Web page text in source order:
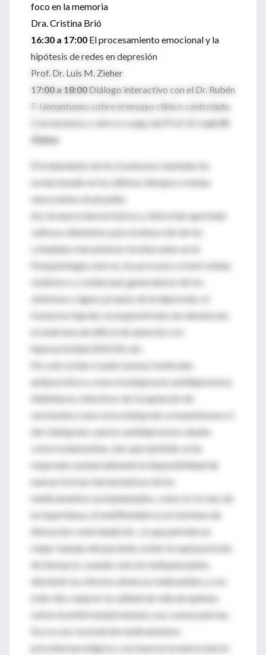
foco en la memoria
Dra. Cristina Brió
16:30 a 17:00 El procesamiento emocional y la
hipótesis de redes en depresión
Prof. Dr. Luis M. Zieher
17:00 a 18:00 Diálogo interactivo con el Dr. Rubén
F. Iannantuono sobre el ensayo clínico controlado.
Conclusiones y cierre a cargo del Prof. Dr.
Luis M.
Zieher
El tratamiento de los trastornos mentales ha
evolucionado en los últimos tiempos a metas
nunca antes alcanzadas.
Así, la neurociencia básica y clínica han aportado
valiosos elementos para la disección de los
complejos mecanismos involucrados en la
fisiopatología, esto es, los procesos a nivel celular,
sistémico y conductual, generadores de los
síntomas y signos propios de la depresión, el
trastorno bipolar, la esquizofrenia, las demencias,
el síndrome de déficit de atención con
hiperactividad (ADHD), etc.
No solo se han creado nuevas moléculas:
antipsicóticos como el aripiprazol, antidepresivos
inhibidores selectivos de recaptación de
serotonina como el escitalopram, el enantiomero S
del citalopram, nuevos antidepresivos duales
como la duloxetina, sino que también se ha
mejorado sustancialmente la disponibilidad de
nuevas formas farmacéuticas de los
medicamentos ya implantados, como es el caso de
la risperidona, el metilfenidato (con bombas de
liberación controlada) etc., lo que permite un
mejor manejo del paciente, evitar la superposición
de fármacos, usando solo los indispensables,
disminuir los efectos adversos indeseables y con
todo ello, mejorar la calidad de vida de quienes
sufren la enfermedad mental y sus consecuencias.
Eso es uso racional de medicamentos
psicofármacológicos con base en la neurociencia